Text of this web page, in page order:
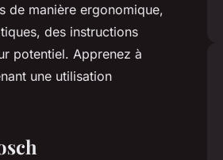
de manière ergonomique,
des instructions
potentiel. Apprenez à
une utilisation